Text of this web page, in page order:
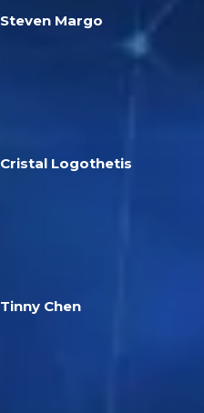
Steven Margo
Cristal Logothetis
Tinny Chen